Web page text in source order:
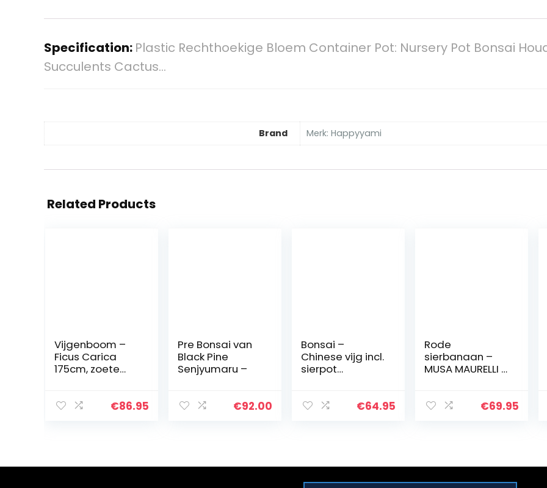
Specification: Plastic Rechthoekige Bloem Container Pot: Nursery Pot Bonsai
Succulents Cactus…
Brand Merk: Happyyami
Related Products
Vijgenboom –
Ficus Carica
175cm, zoete
€86.95
Pre Bonsai van
Black Pine
Senjyumaru –
€92.00
Bonsai –
Chinese vijg incl.
sierpot
als set –
€64.95
Rode
sierbanaan –
MUSA MAURELLI –
€69.95